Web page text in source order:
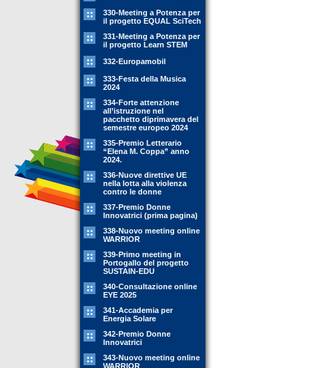
330-Meeting a Potenza per
il progetto EQUAL SciTech
331-Meeting a Potenza per
il progetto Learn STEM
332-Europamobil
333-Festa della Musica
2024
334-Forte attenzione
all’istruzione nel
pacchetto diprimavera del
semestre europeo 2024
335-Premio Letterario
“Elena M. Coppa” anno
2024.
336-Nuove direttive UE
nella lotta alla violenza
contro le donne
337-Premio Donne
Innovatrici (prima pagina)
338-Nuovo meeting online
WARRIOR
339-Primo meeting in
Portogallo del progetto
SUSTAIN-EDU
340-Consultazione online
EYE 2025
341-Accademia per
Energia Solare
342-Premio Donne
Innovatrici
343-Nuovo meeting online
WARRIOR